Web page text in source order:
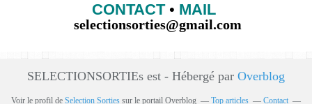
CONTACT• MAIL
selectionsorties@gmail.com
SELECTIONSORTIEs est - Hébergé par Overblog
Voir le profil de Selection Sorties sur le portail Overblog Top articles Contact